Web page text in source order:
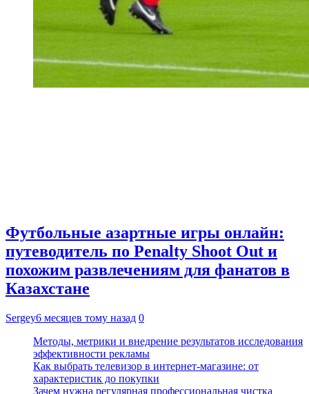
Футбольные азартные игры онлайн:
путеводитель по Penalty Shoot Out и
похожим развлечениям для фанатов в
Казахстане
Sergey6 месяцев тому назад 0
Методы, метрики и внедрение результатов исследования
эффективности рекламы
Как выбрать телевизор в интернет-магазине: от
характеристик до покупки
Зачем нужна регулярная профессиональная чистка